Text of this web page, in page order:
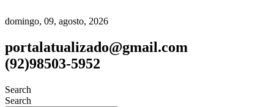
domingo, 09, agosto, 2026
portalatualizado@gmail.com
(92)98503-5952
Search
Search